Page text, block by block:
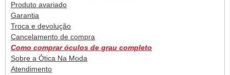
Produto avariado
Garantia
Troca e devolução
Cancelamento de compra
Como comprar óculos de grau completo
Sobre a Ótica Na Moda
Atendimento